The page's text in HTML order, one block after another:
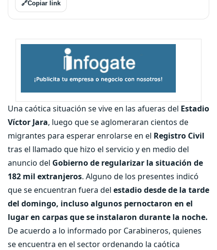
🔗Copiar link
Una caótica situación se vive en las afueras del Estadio
Víctor Jara, luego que se aglomeraran cientos de
migrantes para esperar enrolarse en el Registro Civil
tras el llamado que hizo el servicio y en medio del
anuncio del Gobierno de regularizar la situación de
182 mil extranjeros. Alguno de los presentes indicó
que se encuentran fuera del estadio desde de la tarde
del domingo, incluso algunos pernoctaron en el
lugar en carpas que se instalaron durante la noche.
De acuerdo a lo informado por Carabineros, quienes
se encuentra en el sector ordenando la caótica